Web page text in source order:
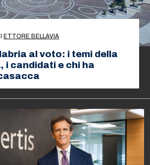
ETTORE BELLAVIA
al voto: i temi della
i candidati e chi ha